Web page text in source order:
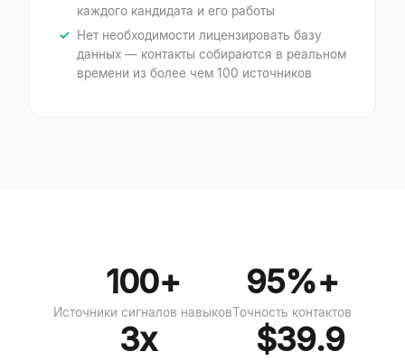
каждого кандидата и его работы
Нет необходимости лицензировать базу
данных — контакты собираются в реальном
времени из более чем 100 источников
100+
Источники сигналов навыков
95%+
Точность контактов
3x $39.9